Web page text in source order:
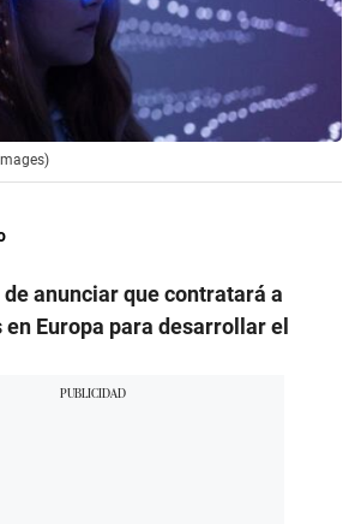
de anunciar que contratará a
Europa para desarrollar el